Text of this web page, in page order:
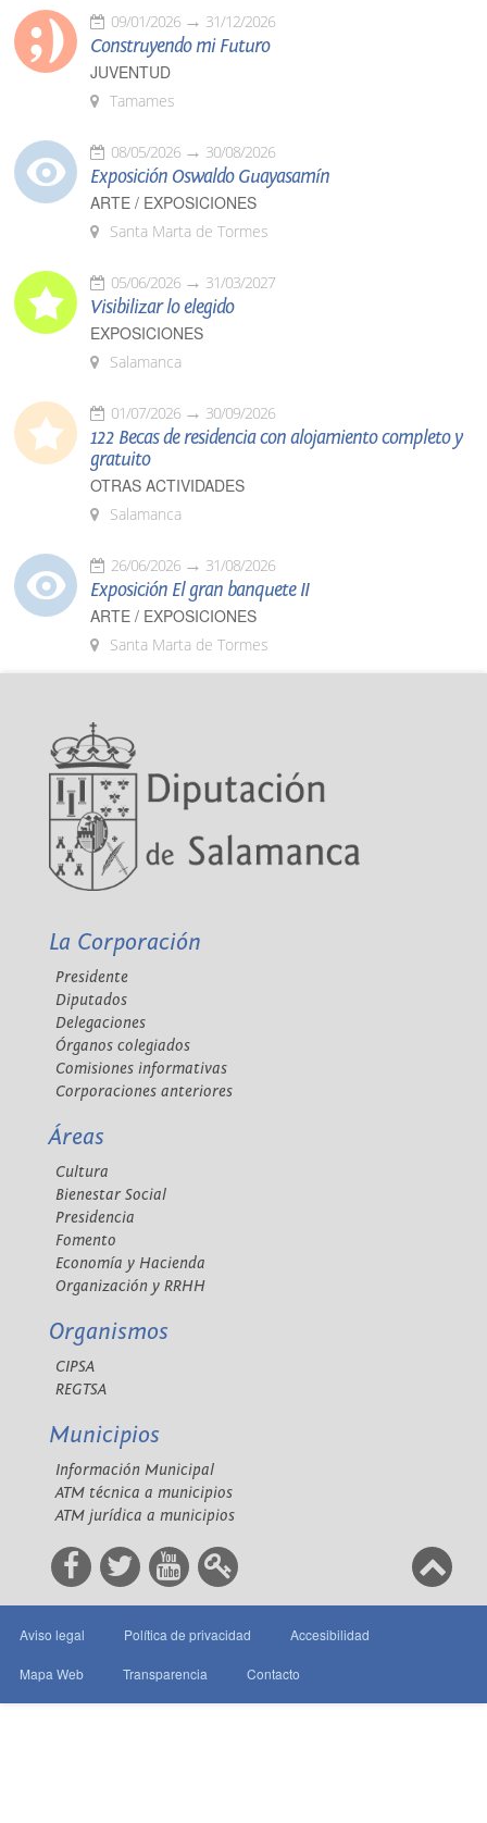
09/01/2026 31/12/2026
Construyendo mi Futuro
JUVENTUD
Tamames
08/05/2026 30/08/2026
Exposición Oswaldo Guayasamín
ARTE / EXPOSICIONES
Santa Marta de Tormes
05/06/2026 31/03/2027
Visibilizar lo elegido
EXPOSICIONES
Salamanca
01/07/2026 30/09/2026
122 Becas de residencia con alojamiento completo y
gratuito
OTRAS ACTIVIDADES
Salamanca
26/06/2026 31/08/2026
Exposición El gran banquete II
ARTE / EXPOSICIONES
Santa Marta de Tormes
La Corporación
Presidente
Diputados
Delegaciones
Órganos colegiados
Comisiones informativas
Corporaciones anteriores
Áreas
Cultura
Bienestar Social
Presidencia
Fomento
Economía y Hacienda
Organización y RRHH
Organismos
CIPSA
REGTSA
Municipios
Información Municipal
ATM técnica a municipios
ATM jurídica a municipios
Aviso legal Política de privacidad Accesibilidad
Mapa Web Transparencia Contacto